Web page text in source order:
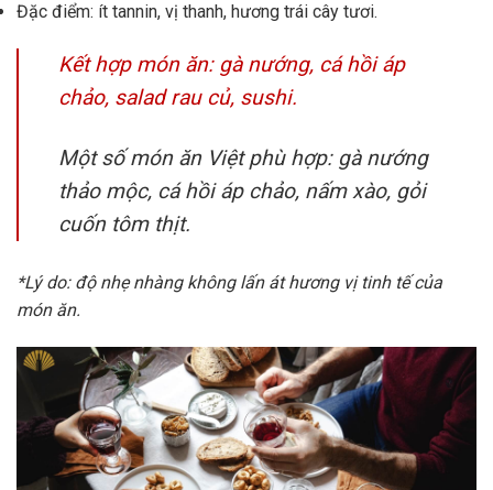
Đặc điểm: ít tannin, vị thanh, hương trái cây tươi.
Kết hợp món ăn: gà nướng, cá hồi áp
chảo, salad rau củ, sushi.
Một số món ăn Việt phù hợp: gà nướng
thảo mộc, cá hồi áp chảo, nấm xào, gỏi
cuốn tôm thịt.
*Lý do: độ nhẹ nhàng không lấn át hương vị tinh tế của
món ăn.